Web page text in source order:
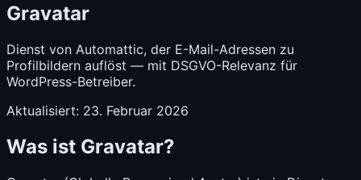
Gravatar
Dienst von Automattic, der E-Mail-Adressen zu
Profilbildern auflöst — mit DSGVO-Relevanz für
WordPress-Betreiber.
Aktualisiert: 23. Februar 2026
Was ist Gravatar?